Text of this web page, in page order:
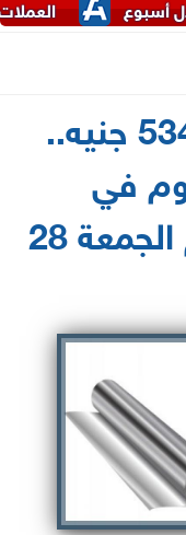
العملات الأجنبية
أقراص بروفايل بـ53400 جنيه..
في
السوق المحلي ‏اليوم الجمعة 28